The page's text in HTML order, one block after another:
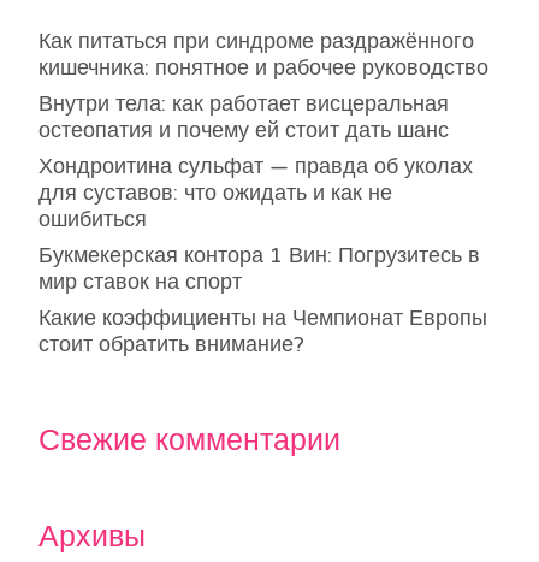
Как питаться при синдроме раздражённого
кишечника: понятное и рабочее руководство
Внутри тела: как работает висцеральная
остеопатия и почему ей стоит дать шанс
Хондроитина сульфат — правда об уколах
для суставов: что ожидать и как не
ошибиться
Букмекерская контора 1 Вин: Погрузитесь в
мир ставок на спорт
Какие коэффициенты на Чемпионат Европы
стоит обратить внимание?
Свежие комментарии
Архивы